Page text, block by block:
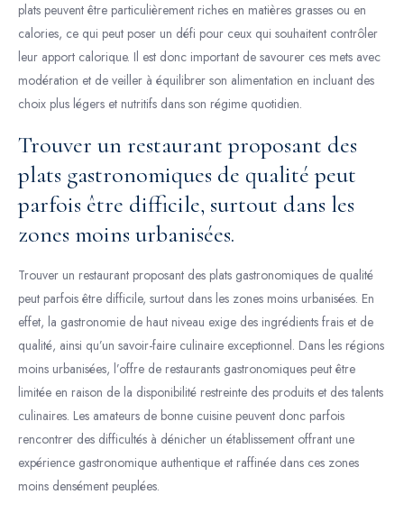
plats peuvent être particulièrement riches en matières grasses ou en
calories, ce qui peut poser un défi pour ceux qui souhaitent contrôler
leur apport calorique. Il est donc important de savourer ces mets avec
modération et de veiller à équilibrer son alimentation en incluant des
choix plus légers et nutritifs dans son régime quotidien.
Trouver un restaurant proposant des
plats gastronomiques de qualité peut
parfois être difficile, surtout dans les
zones moins urbanisées.
Trouver un restaurant proposant des plats gastronomiques de qualité
peut parfois être difficile, surtout dans les zones moins urbanisées. En
effet, la gastronomie de haut niveau exige des ingrédients frais et de
qualité, ainsi qu’un savoir-faire culinaire exceptionnel. Dans les régions
moins urbanisées, l’offre de restaurants gastronomiques peut être
limitée en raison de la disponibilité restreinte des produits et des talents
culinaires. Les amateurs de bonne cuisine peuvent donc parfois
rencontrer des difficultés à dénicher un établissement offrant une
expérience gastronomique authentique et raffinée dans ces zones
moins densément peuplées.